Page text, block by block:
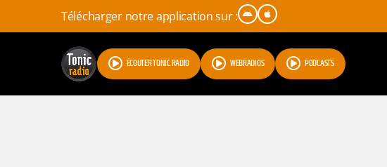
Télécharger notre application sur :
ÉCOUTER TONIC RADIO WEBRADIOS PODCASTS